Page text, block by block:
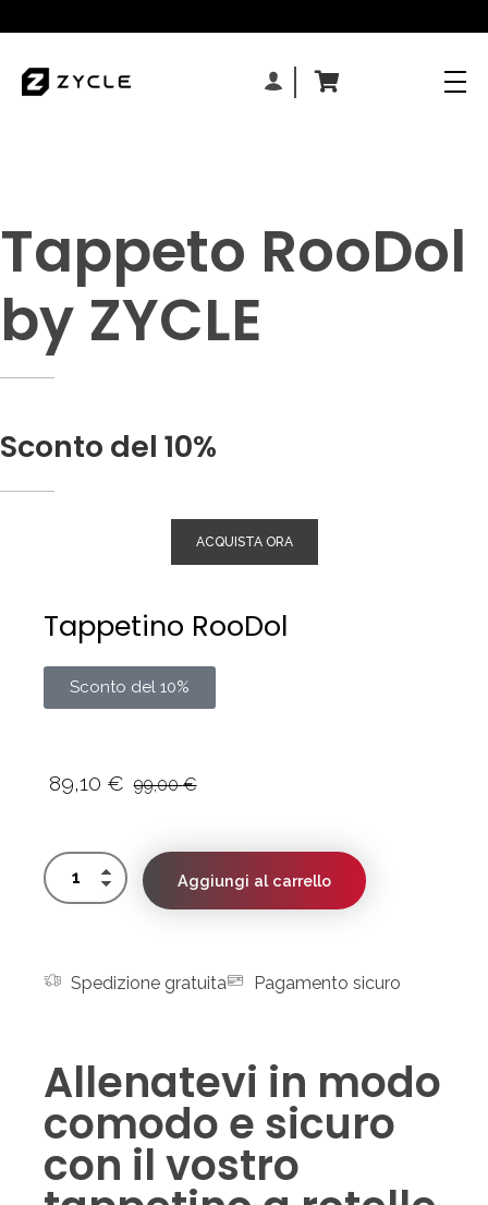
Tappeto RooDol
by ZYCLE
Sconto del 10%
ACQUISTA ORA
Tappetino RooDol
Sconto del 10%
89,10 € 99,00€
Aggiungi al carrello
Spedizione gratuita Pagamento sicuro
Allenatevi in modo
comodo e sicuro
con il vostro